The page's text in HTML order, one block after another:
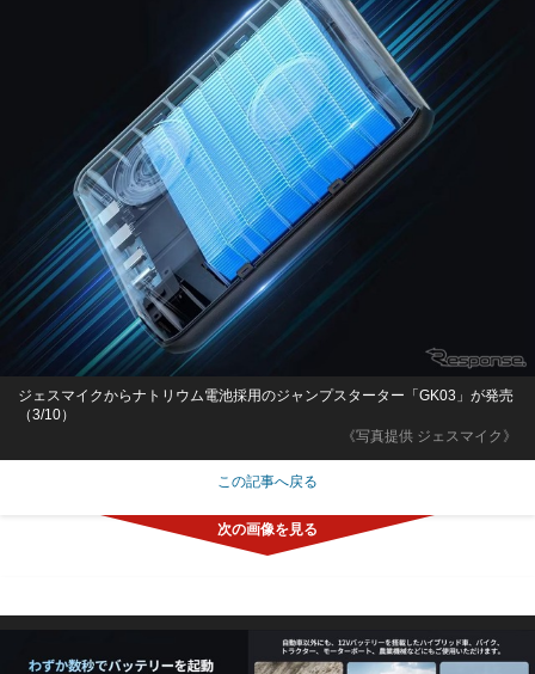
《写真提供 ジェスマイク》
ジェスマイクからナトリウム電池採用のジャンプスターター「GK03」が発売
（3/10）
この記事へ戻る